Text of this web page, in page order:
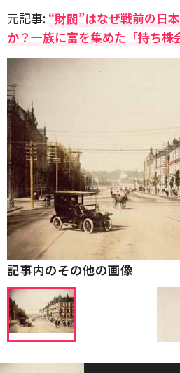
元記事: “財閥”はなぜ戦前の日
か？一族に富を集めた「持ち株
記事内のその他の画像